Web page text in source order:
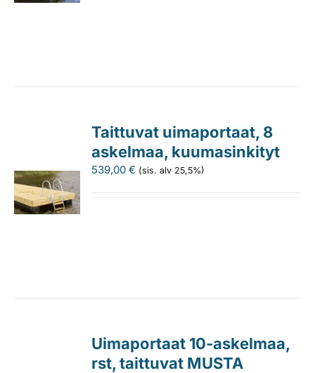
Taittuvat uimaportaat, 8
askelmaa, kuumasinkityt
539,00€ (sis. alv 25,5%)
Uimaportaat 10-askelmaa,
rst, taittuvat MUSTA